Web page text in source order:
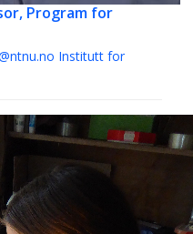
Program for
Institutt for